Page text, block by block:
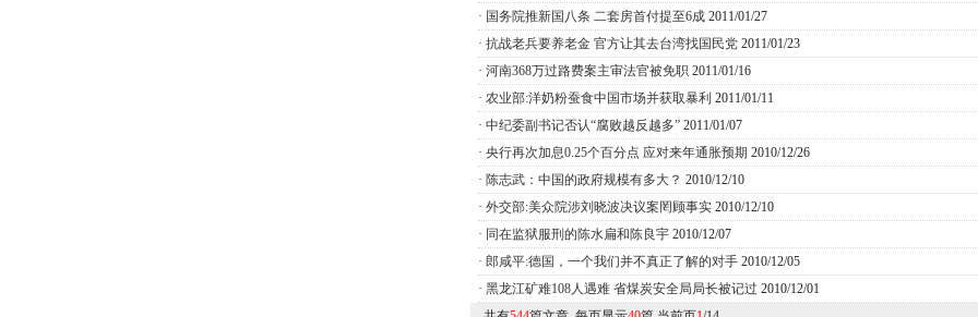
· 国务院推新国八条 二套房首付提至6成 2011/01/27
· 抗战老兵要养老金 官方让其去台湾找国民党 2011/01/23
· 河南368万过路费案主审法官被免职 2011/01/16
· 农业部:洋奶粉蚕食中国市场并获取暴利 2011/01/11
· 中纪委副书记否认“腐败越反越多” 2011/01/07
· 央行再次加息0.25个百分点 应对来年通胀预期 2010/12/26
· 陈志武：中国的政府规模有多大？ 2010/12/10
· 外交部:美众院涉刘晓波决议案罔顾事实 2010/12/10
· 同在监狱服刑的陈水扁和陈良宇 2010/12/07
· 郎咸平:德国，一个我们并不真正了解的对手 2010/12/05
· 黑龙江矿难108人遇难 省煤炭安全局局长被记过 2010/12/01